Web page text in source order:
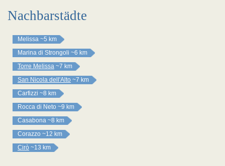
Nachbarstädte
Melissa ~5 km
Marina di Strongoli ~6 km
Torre Melissa ~7 km
San Nicola dell'Alto ~7 km
Carfizzi ~8 km
Rocca di Neto ~9 km
Casabona ~8 km
Corazzo ~12 km
Cirò ~13 km